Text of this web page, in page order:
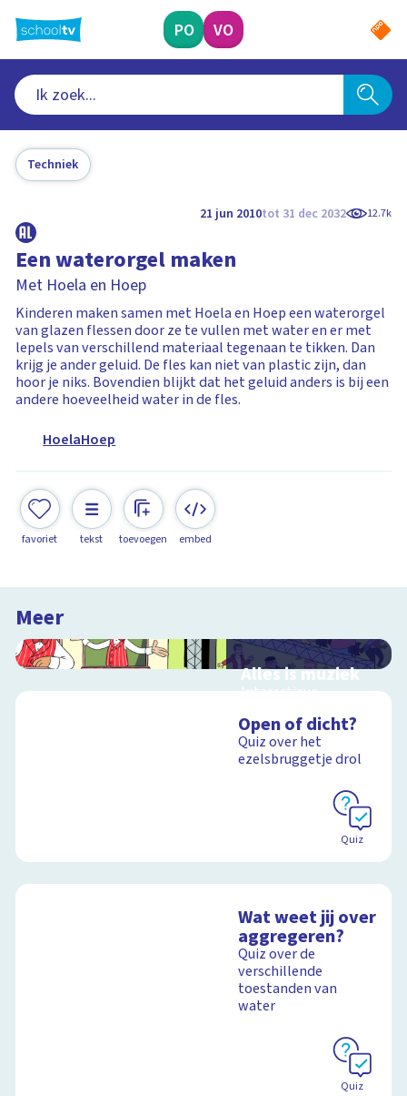
naar
hoofdinhoud
PO VO
Techniek
21 jun 2010tot 31 dec 2032 12.7k
Een waterorgel maken
Met Hoela en Hoep
Kinderen maken samen met Hoela en Hoep een waterorgel
van glazen flessen door ze te vullen met water en er met
lepels van verschillend materiaal tegenaan te tikken. Dan
krijg je ander geluid. De fles kan niet van plastic zijn, dan
hoor je niks. Bovendien blijkt dat het geluid anders is bij een
andere hoeveelheid water in de fles.
HoelaHoep
favoriet tekst toevoegen embed
Meer
Alles is muziek
Interactieve
muziekinstrumenten
en muziekstijlen
Schoolplaat
Open of dicht?
Quiz over het
ezelsbruggetje drol
Quiz
Wat weet jij over
aggregeren?
Quiz over de
verschillende
toestanden van
water
Quiz